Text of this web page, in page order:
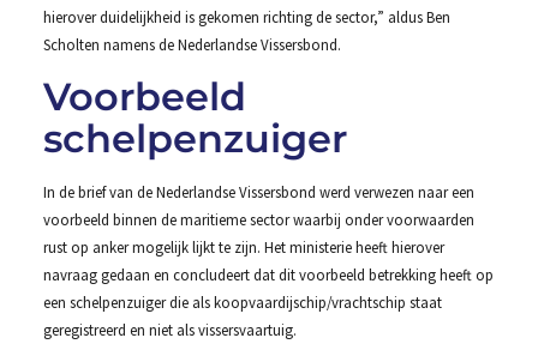
hierover duidelijkheid is gekomen richting de sector,” aldus Ben
Scholten namens de Nederlandse Vissersbond.
Voorbeeld
schelpenzuiger
In de brief van de Nederlandse Vissersbond werd verwezen naar een
voorbeeld binnen de maritieme sector waarbij onder voorwaarden
rust op anker mogelijk lijkt te zijn. Het ministerie heeft hierover
navraag gedaan en concludeert dat dit voorbeeld betrekking heeft op
een schelpenzuiger die als koopvaardijschip/vrachtschip staat
geregistreerd en niet als vissersvaartuig.